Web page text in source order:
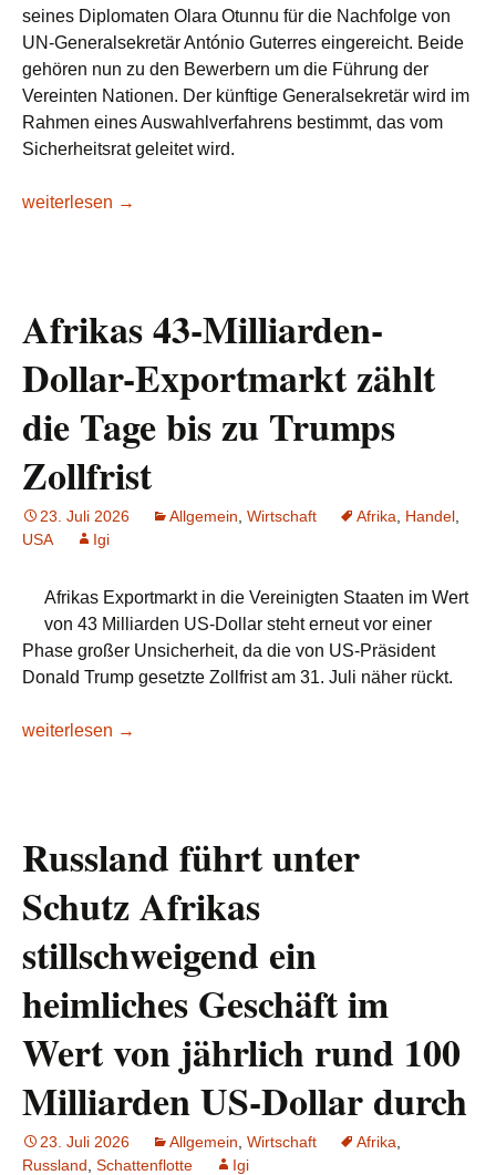
seines Diplomaten Olara Otunnu für die Nachfolge von
UN-Generalsekretär António Guterres eingereicht. Beide
gehören nun zu den Bewerbern um die Führung der
Vereinten Nationen. Der künftige Generalsekretär wird im
Rahmen eines Auswahlverfahrens bestimmt, das vom
Sicherheitsrat geleitet wird.
UNO: Nun zwei afrikanische Kandidaten für die Nachfolge
weiterlesen →
Afrikas 43-Milliarden-
Dollar-Exportmarkt zählt
die Tage bis zu Trumps
Zollfrist
23. Juli 2026 Allgemein Wirtschaft Afrika Handel
USA
Igi
Afrikas Exportmarkt in die Vereinigten Staaten im Wert
von 43 Milliarden US-Dollar steht erneut vor einer
Phase großer Unsicherheit, da die von US-Präsident
Donald Trump gesetzte Zollfrist am 31. Juli näher rückt.
Afrikas 43-Milliarden-Dollar-Exportmarkt zählt die Tage bis
weiterlesen →
Russland führt unter
Schutz Afrikas
stillschweigend ein
heimliches Geschäft im
Wert von jährlich rund 100
Milliarden US-Dollar durch
23. Juli 2026 Allgemein Wirtschaft Afrika
Russland Schattenflotte Igi